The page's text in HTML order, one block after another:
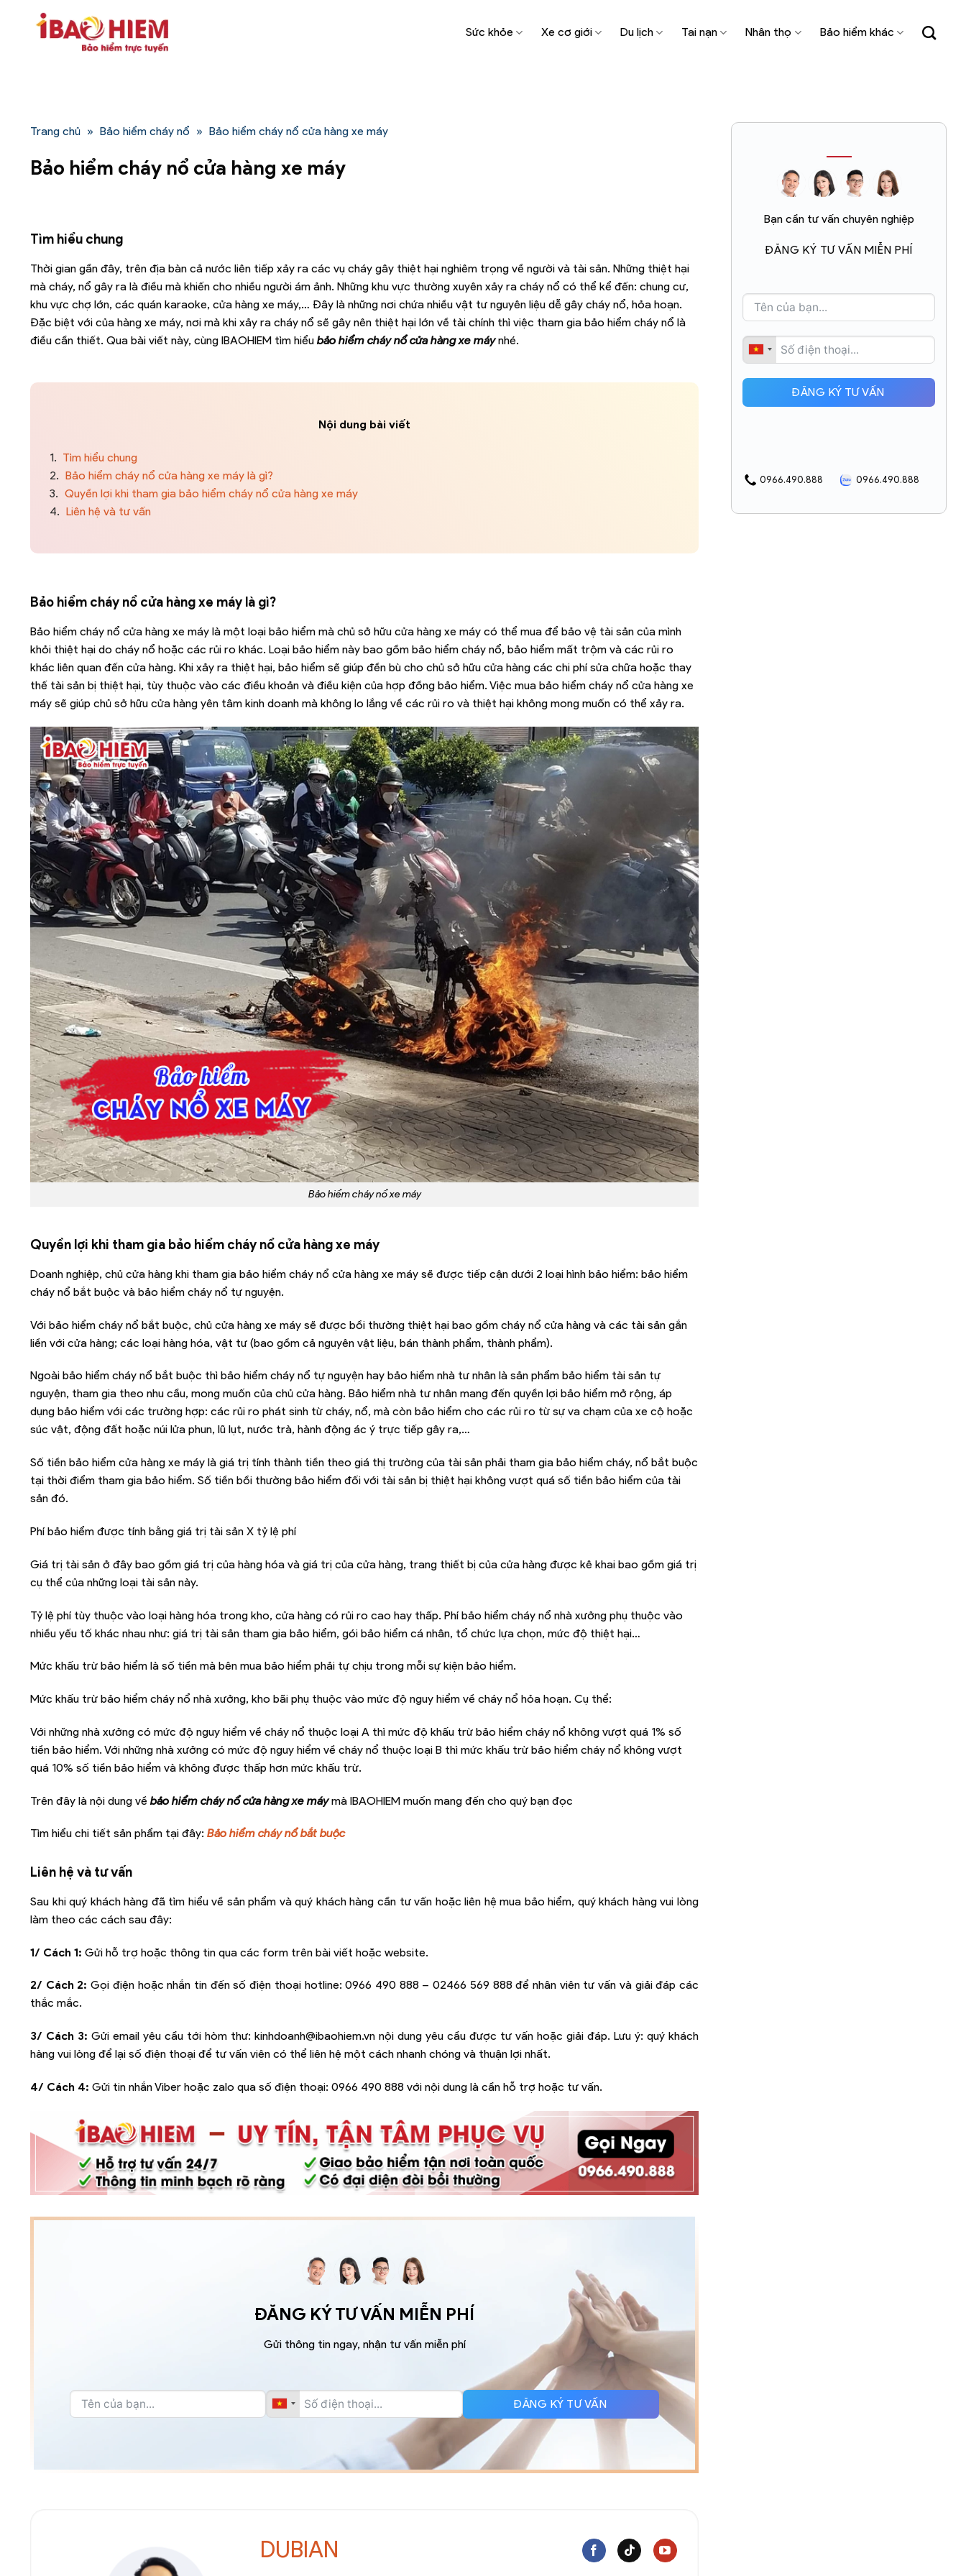
Sức khỏe Xe cơ giới Du lịch Tai nạn Nhân thọ Bảo hiểm khác
Trang chủ » Bảo hiểm cháy nổ » Bảo hiểm cháy nổ cửa hàng xe máy
Bảo hiểm cháy nổ cửa hàng xe máy
Tìm hiểu chung
Thời gian gần đây, trên địa bàn cả nước liên tiếp xảy ra các vụ cháy gây thiệt hại nghiêm trọng về người và tài sản. Những thiệt hại
mà cháy, nổ gây ra là điều mà khiến cho nhiều người ám ảnh. Những khu vực thường xuyên xảy ra cháy nổ có thể kể đến: chung cư,
khu vực chợ lớn, các quán karaoke, cửa hàng xe máy,… Đây là những nơi chứa nhiều vật tư nguyên liệu dễ gây cháy nổ, hỏa hoạn.
Đặc biệt với của hàng xe máy, nơi mà khi xảy ra cháy nổ sẽ gây nên thiệt hại lớn về tài chính thì việc tham gia bảo hiểm cháy nổ là
điều cần thiết. Qua bài viết này, cùng IBAOHIEM tìm hiểu bảo hiểm cháy nổ cửa hàng xe máynhé.
Nội dung bài viết
1. Tìm hiểu chung
2. Bảo hiểm cháy nổ cửa hàng xe máy là gì?
3. Quyền lợi khi tham gia bảo hiểm cháy nổ cửa hàng xe máy
4. Liên hệ và tư vấn
Bảo hiểm cháy nổ cửa hàng xe máy là gì?
Bảo hiểm cháy nổ cửa hàng xe máy là một loại bảo hiểm mà chủ sở hữu cửa hàng xe máy có thể mua để bảo vệ tài sản của mình
khỏi thiệt hại do cháy nổ hoặc các rủi ro khác. Loại bảo hiểm này bao gồm bảo hiểm cháy nổ, bảo hiểm mất trộm và các rủi ro
khác liên quan đến cửa hàng. Khi xảy ra thiệt hại, bảo hiểm sẽ giúp đền bù cho chủ sở hữu cửa hàng các chi phí sửa chữa hoặc thay
thế tài sản bị thiệt hại, tùy thuộc vào các điều khoản và điều kiện của hợp đồng bảo hiểm. Việc mua bảo hiểm cháy nổ cửa hàng xe
máy sẽ giúp chủ sở hữu cửa hàng yên tâm kinh doanh mà không lo lắng về các rủi ro và thiệt hại không mong muốn có thể xảy ra.
Bảo hiểm cháy nổ xe máy
Quyền lợi khi tham gia bảo hiểm cháy nổ cửa hàng xe máy
Doanh nghiệp, chủ cửa hàng khi tham gia bảo hiểm cháy nổ cửa hàng xe máy sẽ được tiếp cận dưới 2 loại hình bảo hiểm: bảo hiểm
cháy nổ bắt buộc và bảo hiểm cháy nổ tự nguyện.
Với bảo hiểm cháy nổ bắt buộc, chủ cửa hàng xe máy sẽ được bồi thường thiệt hại bao gồm cháy nổ cửa hàng và các tài sản gắn
liền với cửa hàng; các loại hàng hóa, vật tư (bao gồm cả nguyên vật liệu, bán thành phẩm, thành phẩm).
Ngoài bảo hiểm cháy nổ bắt buộc thì bảo hiểm cháy nổ tự nguyện hay bảo hiểm nhà tư nhân là sản phẩm bảo hiểm tài sản tự
nguyện, tham gia theo nhu cầu, mong muốn của chủ cửa hàng. Bảo hiểm nhà tư nhân mang đến quyền lợi bảo hiểm mở rộng, áp
dụng bảo hiểm với các trường hợp: các rủi ro phát sinh từ cháy, nổ, mà còn bảo hiểm cho các rủi ro từ sự va chạm của xe cộ hoặc
súc vật, động đất hoặc núi lửa phun, lũ lụt, nước trà, hành động ác ý trực tiếp gây ra,…
Số tiền bảo hiểm cửa hàng xe máy là giá trị tính thành tiền theo giá thị trường của tài sản phải tham gia bảo hiểm cháy, nổ bắt buộc
tại thời điểm tham gia bảo hiểm. Số tiền bồi thường bảo hiểm đối với tài sản bị thiệt hại không vượt quá số tiền bảo hiểm của tài
sản đó.
Phí bảo hiểm được tính bằng giá trị tài sản X tỷ lệ phí
Giá trị tài sản ở đây bao gồm giá trị của hàng hóa và giá trị của cửa hàng, trang thiết bị của cửa hàng được kê khai bao gồm giá trị
cụ thể của những loại tài sản này.
Tỷ lệ phí tùy thuộc vào loại hàng hóa trong kho, cửa hàng có rủi ro cao hay thấp. Phí bảo hiểm cháy nổ nhà xưởng phụ thuộc vào
nhiều yếu tố khác nhau như: giá trị tài sản tham gia bảo hiểm, gói bảo hiểm cá nhân, tổ chức lựa chọn, mức độ thiệt hại…
Mức khấu trừ bảo hiểm là số tiền mà bên mua bảo hiểm phải tự chịu trong mỗi sự kiện bảo hiểm.
Mức khấu trừ bảo hiểm cháy nổ nhà xưởng, kho bãi phụ thuộc vào mức độ nguy hiểm về cháy nổ hỏa hoạn. Cụ thể:
Với những nhà xưởng có mức độ nguy hiểm về cháy nổ thuộc loại A thì mức độ khấu trừ bảo hiểm cháy nổ không vượt quá 1% số
tiền bảo hiểm. Với những nhà xưởng có mức độ nguy hiểm về cháy nổ thuộc loại B thì mức khấu trừ bảo hiểm cháy nổ không vượt
quá 10% số tiền bảo hiểm và không được thấp hơn mức khấu trừ.
Trên đây là nội dung về bảo hiểm cháy nổ cửa hàng xe máymà IBAOHIEM muốn mang đến cho quý bạn đọc
Tìm hiểu chi tiết sản phẩm tại đây: Bảo hiểm cháy nổ bắt buộc
Liên hệ và tư vấn
Sau khi quý khách hàng đã tìm hiểu về sản phẩm và quý khách hàng cần tư vấn hoặc liên hệ mua bảo hiểm, quý khách hàng vui lòng
làm theo các cách sau đây:
1/ Cách 1: Gửi hỗ trợ hoặc thông tin qua các form trên bài viết hoặc website.
2/ Cách 2: Gọi điện hoặc nhắn tin đến số điện thoại hotline:0966 490 888 – 02466 569 888để nhân viên tư vấn và giải đáp các
thắc mắc.
3/ Cách 3: Gửi email yêu cầu tới hòm thư: kinhdoanh@ibaohiem.vn nội dung yêu cầu được tư vấn hoặc giải đáp. Lưu ý: quý khách
hàng vui lòng để lại số điện thoại để tư vấn viên có thể liên hệ một cách nhanh chóng và thuận lợi nhất.
4/ Cách 4: Gửi tin nhắn Viber hoặc zalo qua số điện thoại: 0966 490 888 với nội dung là cần hỗ trợ hoặc tư vấn.
ĐĂNG KÝ TƯ VẤN MIỄN PHÍ
Gửi thông tin ngay, nhận tư vấn miễn phí
ĐĂNG KÝ TƯ VẤN
DUBIAN
Bạn cần tư vấn chuyên nghiệp
ĐĂNG KÝ TƯ VẤN MIỄN PHÍ
ĐĂNG KÝ TƯ VẤN
0966.490.888 0966.490.888